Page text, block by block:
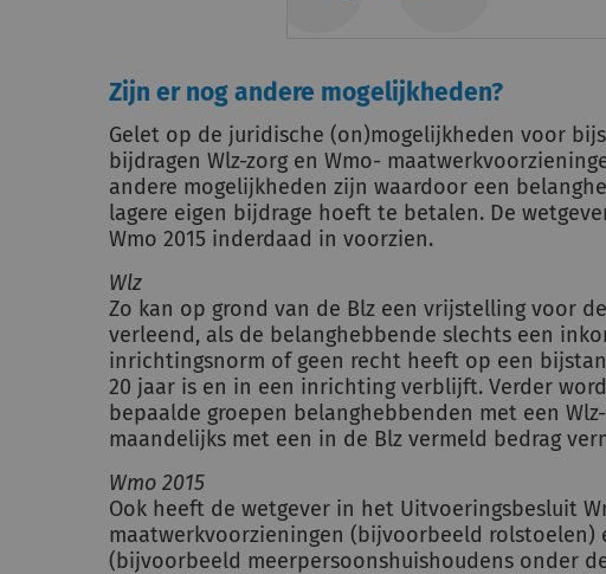
Zijn er nog andere mogelijkheden?
Gelet op de juridische (on)mogelijkheden voor
bijdragen Wlz-zorg en Wmo-
andere mogelijkheden zijn waardoor een
lagere eigen bijdrage hoeft te betalen. De
Wmo 2015 inderdaad in voorzien.
Wlz
Zo kan op grond van de Blz een vrijstelling voor
verleend, als de belanghebbende slechts een
inrichtingsnorm of geen recht heeft op een
20 jaar is en in een inrichting verblijft. Verder
bepaalde groepen belanghebbenden met een
maandelijks met een in de Blz vermeld bedrag
Wmo 2015
Ook heeft de wetgever in het Uitvoeringsbesluit
maatwerkvoorzieningen (bijvoorbeeld rolstoelen)
(bijvoorbeeld meerpersoonshuishoudens onder